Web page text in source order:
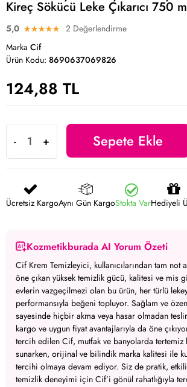
Kireç Sökücü Leke Çıkarıcı 750
5,0
2 Değerlendirme
Marka Cif
Ürün Kodu: 8690637069826
124,88 TL
- + Sepete Ekle
Ücretsiz KargoAynı Gün KargoStokta VarHediyeli
Kozmetikburada AI Yorum Özeti
Cif Krem Temizleyici, kullanıcılarından tam not
öne çıkan yüksek temizlik gücü, kalitesi ve mis
evlerin vazgeçilmezi olan bu ürün, her türlü
performansıyla beğeni topluyor. Sağlam ve
sayesinde hiçbir akma veya hasar olmadan
kargo ve uygun fiyatavantajlarıyla da öne
tercih edilen Cif, mutfak ve banyolarda
sunarken, orijinal ve bilindik marka kalitesi ile
tercihi olmaya devam ediyor. Siz de pratik,
temizlik deneyimi için Cif’i gönül rahatlığıyla